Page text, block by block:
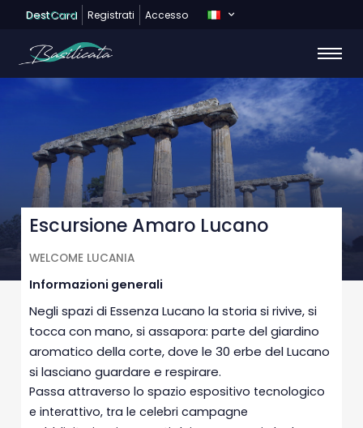
DestCard Registrati Accesso
Escursione Amaro Lucano
WELCOME LUCANIA
Informazioni generali
Negli spazi di Essenza Lucano la storia si rivive, si
tocca con mano, si assapora: parte del giardino
aromatico della corte, dove le 30 erbe del Lucano
si lasciano guardare e respirare.
Passa attraverso lo spazio espositivo tecnologico
e interattivo, tra le celebri campagne